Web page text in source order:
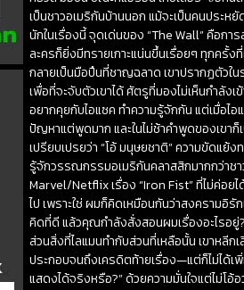
เป็นชาวอเมริกันบ้านนอก แม้จะเป็นคนประห
นักในเรื่องนี้ จุดเด่นของ “The Wall” คือกา
ละครก็ยิ่งมีทรายเกาะแน่นขึ้นเรื่อยๆ ทุกครั้
กลายเป็นมือปืนที่ชาญฉลาด เขาปรากฏตัวใ
เพื่อที่จะจับตัวเขาได้ ศัตรูที่มองไม่เห็นกำลั
อยากคุยกับไอแซค ทำความรู้จักกัน แต่เมื่อไ
ปัญหาแต่พูดมาก และในไม่ช้าคำพูดของเขาก็
เปรียบเปรยว่า “โอ้ มนุษยชาติ” ความขัดแ
รู้จักวรรณกรรมอเมริกันคลาสสิกมากกว่าช
Marvel/Netflix เรื่อง “Iron Fist” ที่ไม่ค่อย
ไป เพราะใช่ ผมก็คิดเหมือนกันว่าสงครามอิ
คิดที่ดี แล้วคุณกำลังสั่งสอนผมเรื่องอะไรอยู่
ส่วนสิ่งที่ไลแมนทำกับส่วนที่เหลือนั้น เขาหลี
ประกอบจนถึงเครดิตท้ายเรื่อง—แต่ก็ไม่ได้เ
แสดงได้จริงหรือ?” ด้วยความมั่นใจแต่ไม่โอ้อ